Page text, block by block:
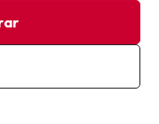
de acuerdo con la